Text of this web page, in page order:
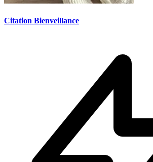
Citation Bienveillance